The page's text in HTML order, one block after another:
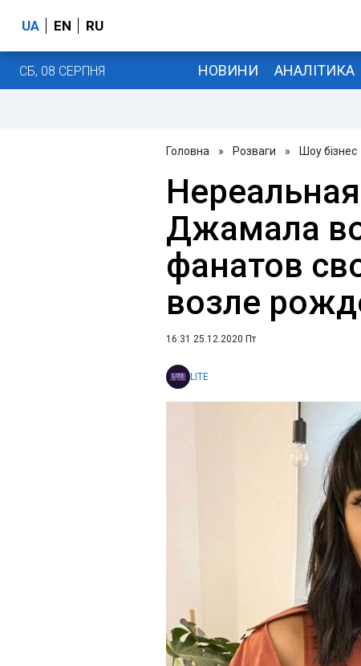
UA EN RU
СБ, 08 СЕРПНЯ НОВИНИ АНАЛІТИКА
Головна » Розваги » Шоу бізнес
Джамала
фанатов
возле
16:31 25.12.2020 Пт
LITE